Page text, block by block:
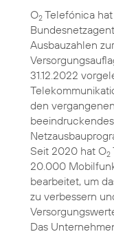
O2Telefónica
Ausbauzahlen
31.12.2022
den
beeindruckendes
Seit 2020 hat O2
20.000
bearbeitet, um
zu verbessern
Das